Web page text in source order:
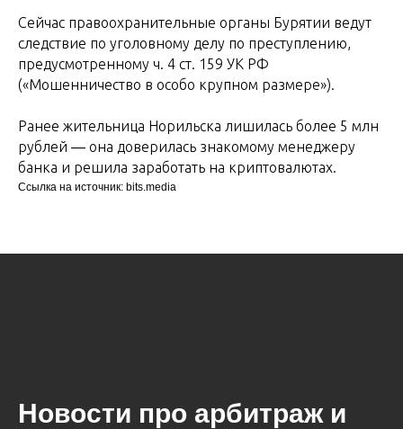
Сейчас правоохранительные органы Бурятии ведут
следствие по уголовному делу по преступлению,
предусмотренному ч. 4 ст. 159 УК РФ
(«Мошенничество в особо крупном размере»).
Ранее жительница Норильска лишилась более 5 млн
рублей ― она доверилась знакомому менеджеру
банка и решила заработать на криптовалютах.
Ссылка на источник: bits.media
Новости про арбитраж и